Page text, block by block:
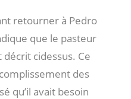
retourner à Pedro
que le pasteur
cidessus. Ce
des
qu’il avait besoin